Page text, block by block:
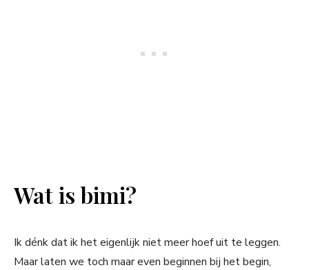
Wat is bimi?
Ik dénk dat ik het eigenlijk niet meer hoef uit te leggen.
Maar laten we toch maar even beginnen bij het begin,